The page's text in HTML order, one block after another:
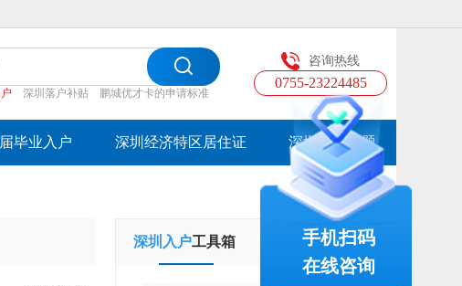
深圳落户补贴 鹏城优才卡的申请标准
咨询热线
0755-23224485
毕业入户 深圳经济特区居住证 深圳入户专题
深圳入户工具箱 学历提升工具箱
手机扫码
在线咨询